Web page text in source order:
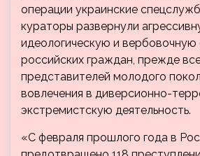
операции украинские
кураторы развернули
идеологическую и
российских граждан, прежде
представителей молодого
вовлечения в диверсионно-
экстремистскую деятельность.
«С февраля прошлого года в